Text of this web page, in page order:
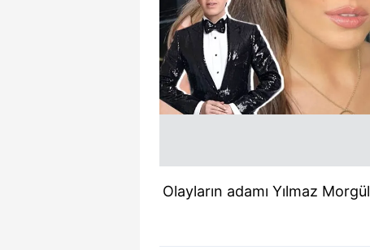
Olayların adamı Yılmaz